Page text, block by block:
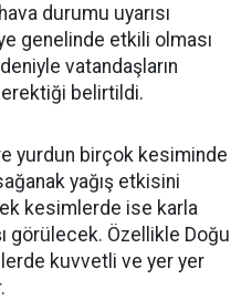
durumu uyarısı
genelinde etkili olması
vatandaşların
belirtildi.
yurdun birçok kesiminde
yağış etkisini
kesimlerde ise karla
görülecek. Özellikle Doğu
kuvvetli ve yer yer